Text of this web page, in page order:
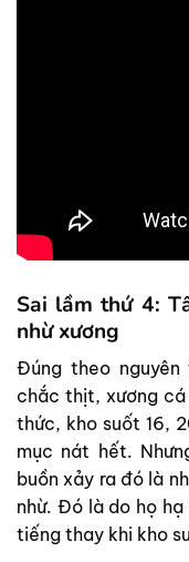
Sai lầm thứ 4:
nhừ xương
Đúng theo
chắc thịt, xương
thức, kho suốt 16,
mục nát hết.
buồn xảy ra đó là
nhừ. Đó là do họ
tiếng thay khi kho